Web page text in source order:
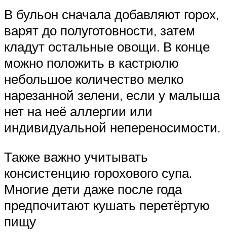
В бульон сначала добавляют горох,
варят до полуготовности, затем
кладут остальные овощи. В конце
можно положить в кастрюлю
небольшое количество мелко
нарезанной зелени, если у малыша
нет на неё аллергии или
индивидуальной непереносимости.
Также важно учитывать
консистенцию горохового супа.
Многие дети даже после года
предпочитают кушать перетёртую
пищу